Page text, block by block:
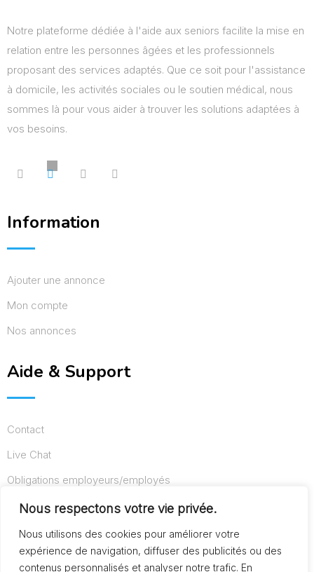
Nous respectons votre vie privée.
Nous utilisons des cookies pour améliorer votre
expérience de navigation, diffuser des publicités ou des
contenus personnalisés et analyser notre trafic. En
Notre plateforme dédiée à l'aide aux seniors facilite la mise en
relation entre les personnes âgées et les professionnels
proposant des services adaptés. Que ce soit pour l'assistance
à domicile, les activités sociales ou le soutien médical, nous
sommes là pour vous aider à trouver les solutions adaptées à
vos besoins.
Information
Ajouter une annonce
Mon compte
Nos annonces
Aide & Support
Contact
Live Chat
Obligations employeurs/employés
Conditions d’utilisation
Mentions légales